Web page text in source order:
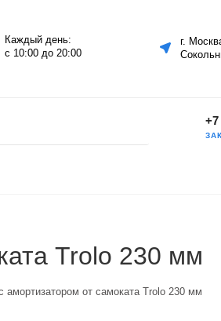
Каждый день:
с 10:00 до 20:00
г.
+7
Trolo 230 мм
амортизатором от самоката Trolo 230 мм